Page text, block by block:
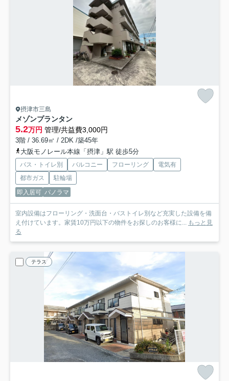
摂津市三島
メゾンプランタン
5.2万円 管理/共益費3,000円
3階 / 36.69㎡ / 2DK /築45年
大阪モノレール本線「摂津」駅 徒歩5分
バス・トイレ別 バルコニー フローリング
電気有
都市ガス
駐輪場
即入居可 パノラマ
室内設備はフローリング・洗面台・バストイレ別など充実した設備を備
え付けています。家賃10万円以下の物件をお探しのお客様に...
もっと見
る
テラス